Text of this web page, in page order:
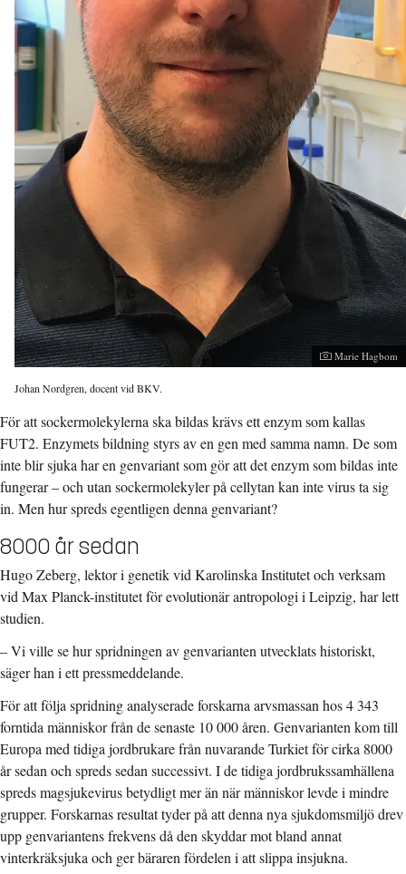
Fotograf:
Marie Hagbom
Johan Nordgren, docent vid BKV.
För att sockermolekylerna ska bildas krävs ett enzym som kallas
FUT2. Enzymets bildning styrs av en gen med samma namn. De som
inte blir sjuka har en genvariant som gör att det enzym som bildas inte
fungerar – och utan sockermolekyler på cellytan kan inte virus ta sig
in. Men hur spreds egentligen denna genvariant?
8000 år sedan
Hugo Zeberg, lektor i genetik vid Karolinska Institutet och verksam
vid Max Planck-institutet för evolutionär antropologi i Leipzig, har lett
studien.
– Vi ville se hur spridningen av genvarianten utvecklats historiskt,
säger han i ett pressmeddelande.
För att följa spridning analyserade forskarna arvsmassan hos 4 343
forntida människor från de senaste 10 000 åren. Genvarianten kom till
Europa med tidiga jordbrukare från nuvarande Turkiet för cirka 8000
år sedan och spreds sedan successivt. I de tidiga jordbrukssamhällena
spreds magsjukevirus betydligt mer än när människor levde i mindre
grupper. Forskarnas resultat tyder på att denna nya sjukdomsmiljö drev
upp genvariantens frekvens då den skyddar mot bland annat
vinterkräksjuka och ger bäraren fördelen i att slippa insjukna.